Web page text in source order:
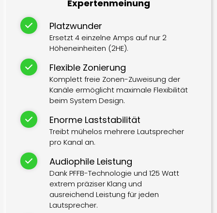
Expertenmeinung
Platzwunder
Ersetzt 4 einzelne Amps auf nur 2
Höheneinheiten (2HE).
Flexible Zonierung
Komplett freie Zonen-Zuweisung der
Kanäle ermöglicht maximale Flexibilität
beim System Design.
Enorme Laststabilität
Treibt mühelos mehrere Lautsprecher
pro Kanal an.
Audiophile Leistung
Dank PFFB-Technologie und 125 Watt
extrem präziser Klang und
ausreichend Leistung für jeden
Lautsprecher.